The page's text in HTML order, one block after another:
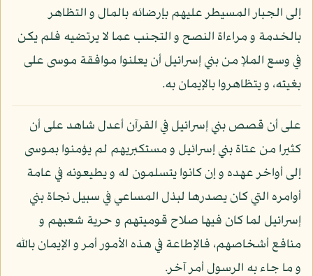
إلى الجبار المسيطر عليهم بإرضائه بالمال و التظاهر
بالخدمة و مراءاة النصح و التجنب عما لا يرتضيه فلم يكن
في وسع الملإ من بني إسرائيل أن يعلنوا موافقة موسى على
بغيته، و يتظاهروا بالإيمان به.
على أن قصص بني إسرائيل في القرآن أعدل شاهد على أن
كثيرا من عتاة بني إسرائيل و مستكبريهم لم يؤمنوا بموسى
إلى أواخر عهده و إن كانوا يتسلمون له و يطيعونه في عامة
أوامره التي كان يصدرها لبذل المساعي في سبيل نجاة بني
إسرائيل لما كان فيها صلاح قوميتهم و حرية شعبهم و
منافع أشخاصهم، فالإطاعة في هذه الأمور أمر و الإيمان بالله
و ما جاء به الرسول أمر آخر.